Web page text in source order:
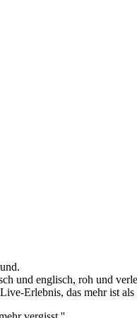
und englisch, roh und
Erlebnis, das mehr ist